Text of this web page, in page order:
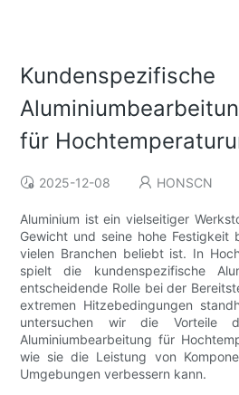
Kundenspezifische
für
2025-12-08 HONSCN
Aluminium ist ein vielseitiger
Gewicht und seine hohe Festigkeit
vielen Branchen beliebt ist. In
spielt die kundenspezifische
entscheidende Rolle bei der
extremen Hitzebedingungen
untersuchen wir die Vorteile
Aluminiumbearbeitung für
wie sie die Leistung von
Umgebungen verbessern kann.